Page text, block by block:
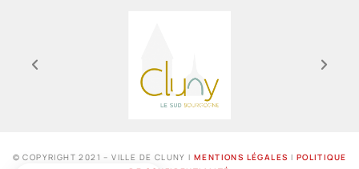
© COPYRIGHT 2021 – VILLE DE CLUNY IMENTIONS LÉGALES I POLITIQUE